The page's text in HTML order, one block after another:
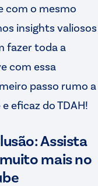
com o mesmo
insights valiosos
fazer toda a
com essa
passo rumo a
eficaz do TDAH!
Assista
mais no